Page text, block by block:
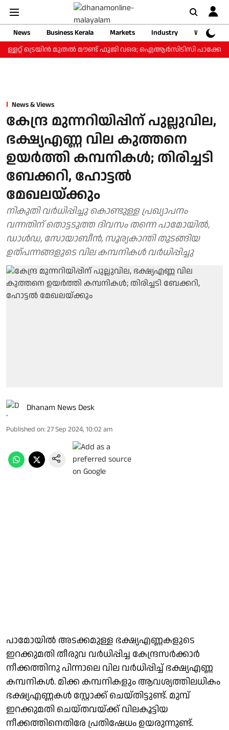
News Business Kerala Markets Industry
Web
ട്രെയിന്‍ മുതല്‍ മൗണ്ട് ഫുജി വരെ; ഐആര്‍സിടിസി പാക്കേജ്
News & Views
കേന്ദ്ര മുന്നറിയിപ്പിന് പുല്ലുവില,
ഭക്ഷ്യഎണ്ണ വില കുത്തനെ
ഉയര്‍ത്തി കമ്പനികള്‍; തിരിച്ചടി
ബേക്കറി, ഹോട്ടല്‍
മേഖലയ്ക്കും
നികുതി വര്‍ധിപ്പിച്ചു കൊണ്ടുള്ള പ്രഖ്യാപനം
വന്നതിന് തൊട്ടടുത്ത ദിവസം തന്നെ പാമോയില്‍,
ഡാള്‍ഡ, സോയാബീന്‍, സൂര്യകാന്തി തുടങ്ങിയ
ഉത്പന്നങ്ങളുടെ വില കമ്പനികള്‍ വര്‍ധിപ്പിച്ചു
Dhanam News Desk
Published on: 27 Sep 2024, 10:02 am
പാമോയില്‍ അടക്കമുള്ള ഭക്ഷ്യഎണ്ണകളുടെ
ഇറക്കുമതി തീരുവ വര്‍ധിപ്പിച്ച കേന്ദ്രസര്‍ക്കാര്‍
നീക്കത്തിനു പിന്നാലെ വില വര്‍ധിപ്പിച്ച് ഭക്ഷ്യഎണ്ണ
കമ്പനികള്‍. മിക്ക കമ്പനികളും ആവശ്യത്തിലധികം
ഭക്ഷ്യഎണ്ണകള്‍ സ്റ്റോക്ക് ചെയ്തിട്ടുണ്ട്. മുമ്പ്
ഇറക്കുമതി ചെയ്തവയ്ക്ക് വിലകൂട്ടിയ
നീക്കത്തിനെതിരേ പ്രതിഷേധം ഉയരുന്നുണ്ട്.